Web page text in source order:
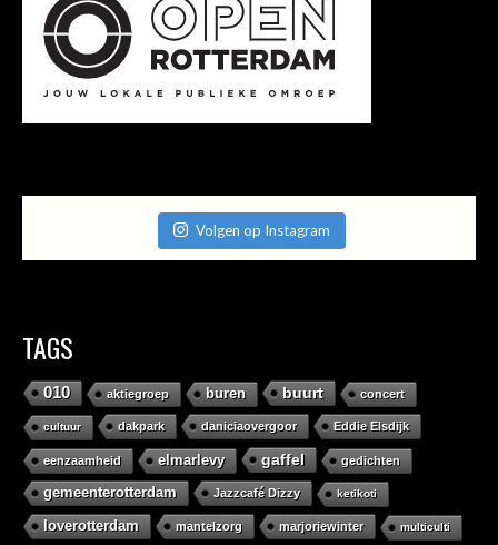
Volgen op Instagram
TAGS
010 aktiegroep buren buurt concert
cultuur dakpark daniciaovergoor Eddie Elsdijk
eenzaamheid elmarlevy gaffel gedichten
gemeenterotterdam Jazzcafé Dizzy ketikoti
loverotterdam mantelzorg marjoriewinter multiculti